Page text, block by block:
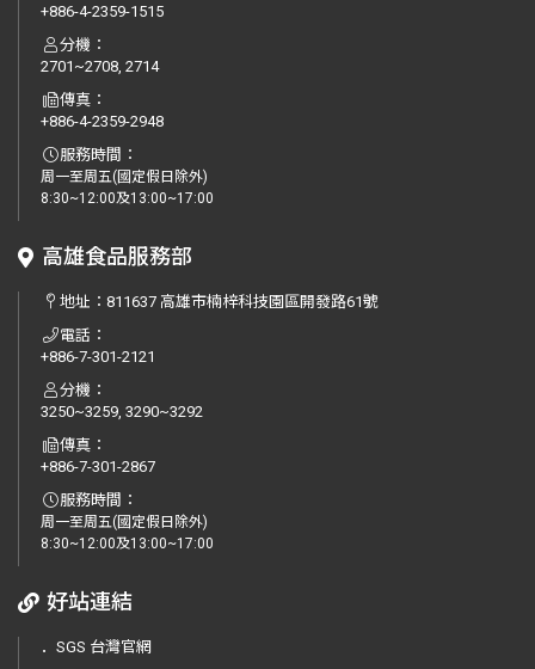
+886-4-2359-1515
分機：
2701~2708, 2714
傳真：
+886-4-2359-2948
服務時間：
周一至周五(國定假日除外)
8:30~12:00及13:00~17:00
高雄食品服務部
地址：811637 高雄市楠梓科技園區開發路61號
電話：
+886-7-301-2121
分機：
3250~3259, 3290~3292
傳真：
+886-7-301-2867
服務時間：
周一至周五(國定假日除外)
8:30~12:00及13:00~17:00
好站連結
． SGS 台灣官網